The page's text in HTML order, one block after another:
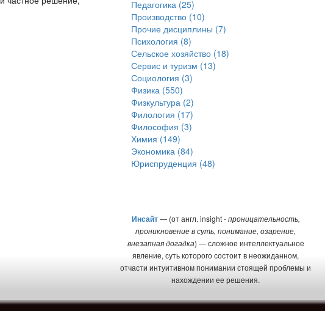
Педагогика (25)
Производство (10)
Прочие дисциплины (7)
Психология (8)
Сельское хозяйство (18)
Сервис и туризм (13)
Социология (3)
Физика (550)
Физкультура (2)
Филология (17)
Философия (3)
Химия (149)
Экономика (84)
Юриспруденция (48)
Инсайт— (от англ. insight -проницательность,
проникновение в суть, понимание, озарение,
внезапная догадка) — сложное интеллектуальное
явление, суть которого состоит в неожиданном,
отчасти интуитивном понимании стоящей проблемы и
нахождении ее решения.